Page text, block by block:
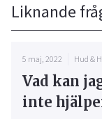
Liknande
5 maj, 2022 Hud &
Vad kan
inte